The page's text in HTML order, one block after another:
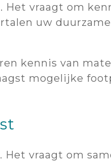
vraagt om
uw
kennis van
mogelijke
vraagt om